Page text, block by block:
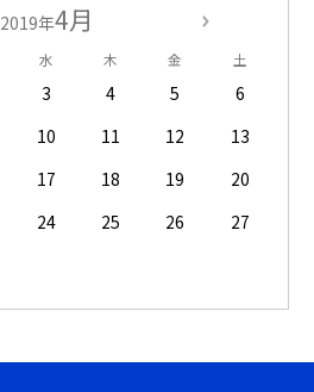
2019年4月
水 木 金 土
3 4 5
6
10 11 12
13
17 18 19
20
24 25 26
27